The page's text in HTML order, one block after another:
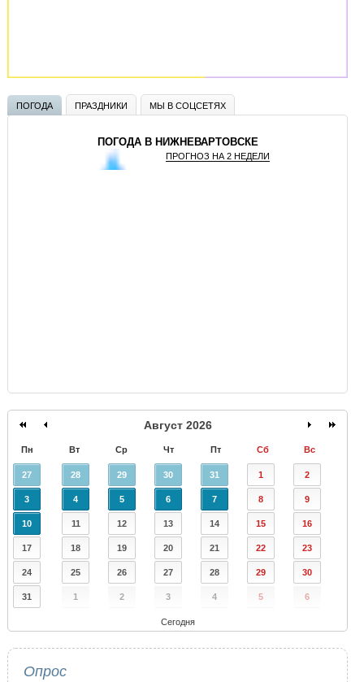
ПОГОДА ПРАЗДНИКИ МЫ В СОЦСЕТЯХ
ПОГОДА В НИЖНЕВАРТОВСКЕ
ПРОГНОЗ НА 2 НЕДЕЛИ
Август 2026
Пн Вт Ср Чт Пт Сб Вс
27 28 29 30 31 1 2
3 4 5 6 7 8 9
10 11 12 13 14 15 16
17 18 19 20 21 22 23
24 25 26 27 28 29 30
31 1 2 3 4 5 6
Сегодня
Опрос